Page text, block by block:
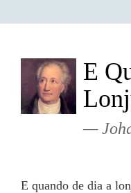
E
E quando de dia a